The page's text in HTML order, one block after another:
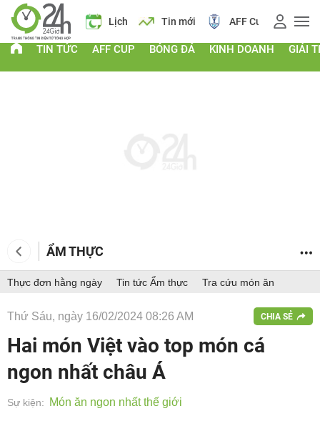
Giá vàng Lịch Tin mới AFF Cup Điểm
TIN TỨC AFF CUP BÓNG ĐÁ KINH DOANH GIẢI
ẨM THỰC
Thực đơn hằng ngày Tin tức Ẩm thực Tra cứu món ăn
Thứ Sáu, ngày 16/02/2024 08:26 AM CHIA SẺ
Hai món Việt vào top món cá
ngon nhất châu Á
Sự kiện: Món ăn ngon nhất thế giới